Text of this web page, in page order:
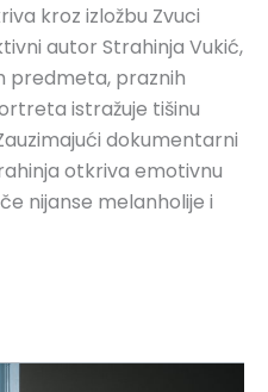
kroz izložbu Zvuci
autor Strahinja Vukić,
predmeta, praznih
istražuje tišinu
dokumentarni
otkriva emotivnu
nijanse melanholije i